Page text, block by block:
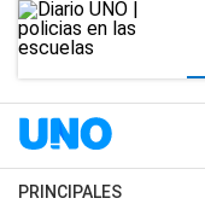
PRINCIPALES